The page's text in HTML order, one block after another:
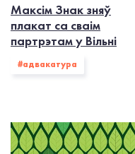
Максім Знак зняў
плакат са сваім
партрэтам у Вільні
#адвакатура